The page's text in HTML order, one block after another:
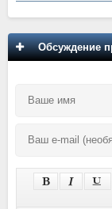
Обсуждение